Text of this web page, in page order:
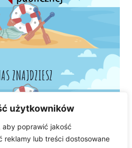
użytkowników
poprawić jakość
reklamy lub treści dostosowane
ZNAJDZIESZ